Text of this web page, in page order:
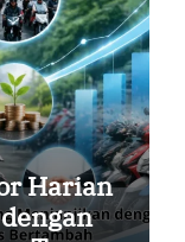
Harian